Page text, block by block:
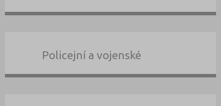
Policejní a vojenské